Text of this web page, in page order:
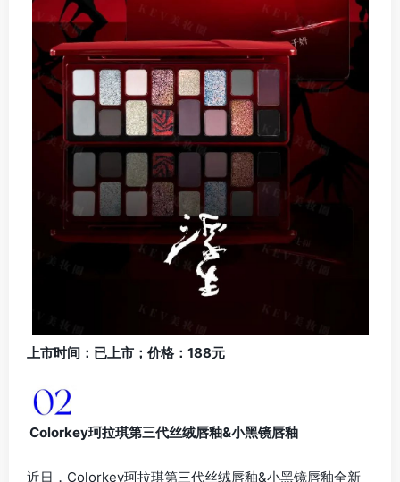
上市时间：已上市；价格：188元
Colorkey珂拉琪第三代丝绒唇釉&小黑镜唇釉
近日，Colorkey珂拉琪第三代丝绒唇釉&小黑镜唇釉全新